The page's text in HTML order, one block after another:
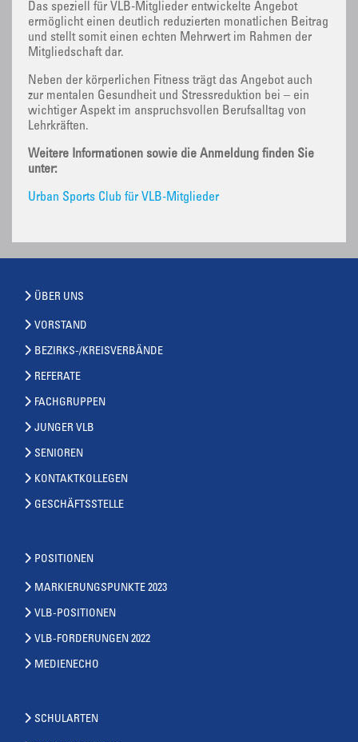
Das speziell für VLB-Mitglieder entwickelte Angebot
ermöglicht einen deutlich reduzierten monatlichen Beitrag
und stellt somit einen echten Mehrwert im Rahmen der
Mitgliedschaft dar.
Neben der körperlichen Fitness trägt das Angebot auch
zur mentalen Gesundheit und Stressreduktion bei – ein
wichtiger Aspekt im anspruchsvollen Berufsalltag von
Lehrkräften.
Weitere Informationen sowie die Anmeldung finden Sie
unter:
Urban Sports Club für VLB-Mitglieder
ÜBER UNS
VORSTAND
BEZIRKS-/KREISVERBÄNDE
REFERATE
FACHGRUPPEN
JUNGER VLB
SENIOREN
KONTAKTKOLLEGEN
GESCHÄFTSSTELLE
POSITIONEN
MARKIERUNGSPUNKTE 2023
VLB-POSITIONEN
VLB-FORDERUNGEN 2022
MEDIENECHO
SCHULARTEN